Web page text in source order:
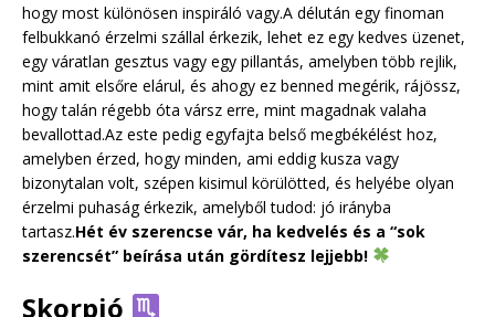
hogy most különösen inspiráló vagy.A délután egy finoman
felbukkanó érzelmi szállal érkezik, lehet ez egy kedves üzenet,
egy váratlan gesztus vagy egy pillantás, amelyben több rejlik,
mint amit elsőre elárul, és ahogy ez benned megérik, rájössz,
hogy talán régebb óta vársz erre, mint magadnak valaha
bevallottad.Az este pedig egyfajta belső megbékélést hoz,
amelyben érzed, hogy minden, ami eddig kusza vagy
bizonytalan volt, szépen kisimul körülötted, és helyébe olyan
érzelmi puhaság érkezik, amelyből tudod: jó irányba
tartasz.Hét év szerencse vár, ha kedvelés és a “sok
szerencsét” beírása után gördítesz lejjebb!
Skorpió